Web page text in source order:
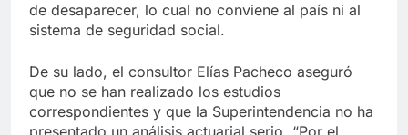
de desaparecer, lo cual no conviene al país ni al
sistema de seguridad social.
De su lado, el consultor Elías Pacheco aseguró
que no se han realizado los estudios
correspondientes y que la Superintendencia no ha